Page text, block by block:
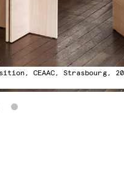
CEAAC, Strasbourg,